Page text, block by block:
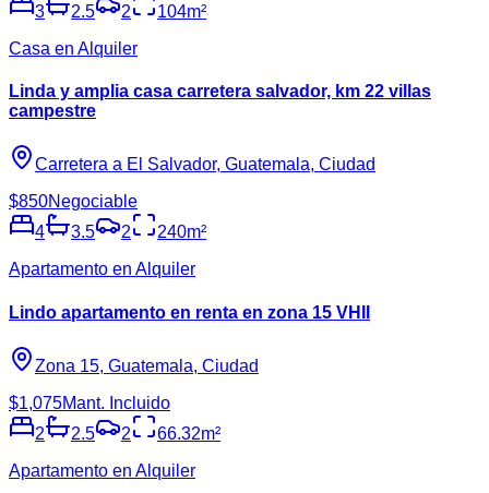
3
2.5 2 104m²
Casa en Alquiler
Linda y amplia casa carretera salvador, km 22 villas
campestre
Carretera a El Salvador, Guatemala, Ciudad
$850Negociable
4
3.5 2 240m²
Apartamento en Alquiler
Lindo apartamento en renta en zona 15 VHII
Zona 15, Guatemala, Ciudad
$1,075Mant. Incluido
2
2.5 2 66.32m²
Apartamento en Alquiler